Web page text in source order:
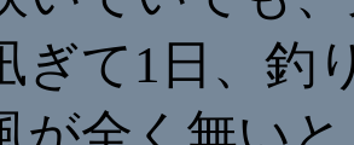
ぎて1日、釣